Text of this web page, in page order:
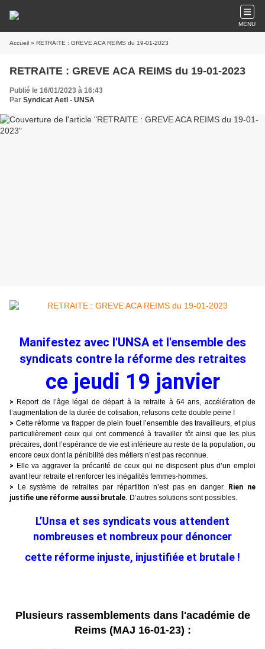
MENU
Accueil » RETRAITE : GREVE ACA REIMS du 19-01-2023
RETRAITE : GREVE ACA REIMS du 19-01-2023
Publié le 16/01/2023 à 16:43
Par Syndicat AetI - UNSA
Manifestez avec l'UNSA et l'ensemble des
syndicats contre la réforme des retraites
ce jeudi 19 janvier
> Report de l’âge légal de départ à la retraite à 64 ans, accélération de
l’augmentation de la durée de cotisation, refusons cette double peine !
> Cette réforme va frapper de plein fouet l’ensemble des travailleurs, et plus
particulièrement ceux qui ont commencé à travailler tôt ainsi que les plus
précaires, dont l’espérance de vie est inférieure au reste de la population, ou
encore ceux dont la pénibilité des métiers n’est pas reconnue.
> Elle va aggraver la précarité de ceux qui ne disposent plus d’un emploi
avant leur retraite et renforcer les inégalités femmes-hommes.
> Le système de retraites par répartition n’est pas en danger. Rien ne
justifie une réforme aussi brutale. D’autres solutions sont possibles.
L’Unsa et ses syndicats vous attendent
nombreuses et nombreux pour dénoncer
cette réforme injuste, injustifiée et brutale !
Plusieurs rassemblements dans l'académie de
Reims (MAJ 16-01-23) :